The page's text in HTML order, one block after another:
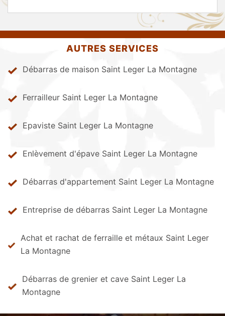
AUTRES SERVICES
Débarras de maison Saint Leger La Montagne
Ferrailleur Saint Leger La Montagne
Epaviste Saint Leger La Montagne
Enlèvement d'épave Saint Leger La Montagne
Débarras d'appartement Saint Leger La Montagne
Entreprise de débarras Saint Leger La Montagne
Achat et rachat de ferraille et métaux Saint Leger
La Montagne
Débarras de grenier et cave Saint Leger La
Montagne